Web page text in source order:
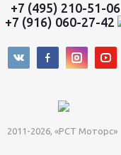
+7 (495) 210-51-06
+7 (916) 060-27-42
2011-2026, «РСТ Моторс»